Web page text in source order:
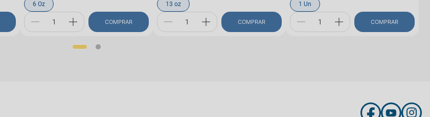
6 Oz
COMPRAR
13 oz
COMPRAR
1 Un
COMPRAR